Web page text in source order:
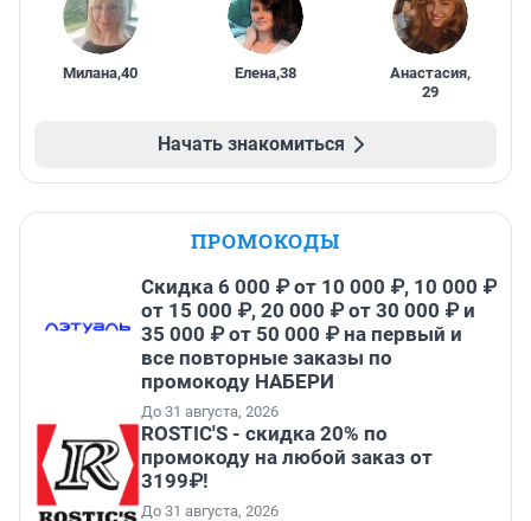
Милана,40 Елена,38 Анастасия,
29
Начать знакомиться
ПРОМОКОДЫ
Скидка 6 000 ₽ от 10 000 ₽, 10 000 ₽
от 15 000 ₽, 20 000 ₽ от 30 000 ₽ и
35 000 ₽ от 50 000 ₽ на первый и
все повторные заказы по
промокоду НАБЕРИ
До 31 августа, 2026
ROSTIC'S - скидка 20% по
промокоду на любой заказ от
3199₽!
До 31 августа, 2026